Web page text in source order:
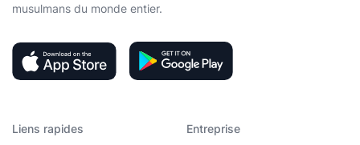
musulmans du monde entier.
Liens rapides
Entreprise